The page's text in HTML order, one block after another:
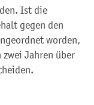
Ist die
gegen den
worden,
zwei Jahren über